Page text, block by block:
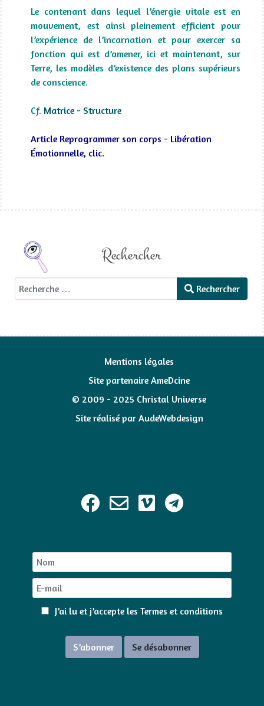
Le contenant dans lequel l’énergie vitale est en
mouvement, est ainsi pleinement efficient pour
l’expérience de l’incarnation et pour exercer sa
fonction qui est d’amener, ici et maintenant, sur
Terre, les modèles d’existence des plans supérieurs
de conscience.
Cf. Matrice - Structure
Article Reprogrammer son corps - Libération
Émotionnelle, clic.
Rechercher
Rechercher Rechercher
Mentions légales
Site partenaire AmeDcine
© 2009 - 2025 Christal Universe
Site réalisé par AudeWebdesign
J’ai lu et j’accepte les Termes et conditions
S’abonner Se désabonner